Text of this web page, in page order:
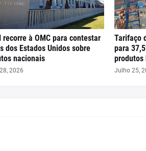
recorre à OMC para contestar
dos Estados Unidos sobre
nacionais
2026
Tarifaço
para
produtos
Julho 25,